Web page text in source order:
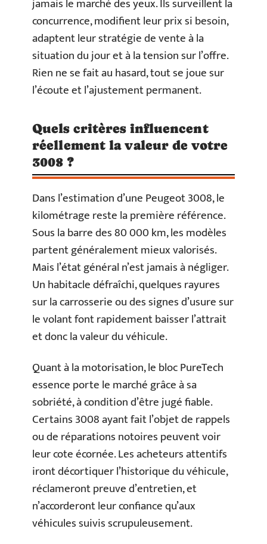
jamais le marché des yeux. Ils surveillent la
concurrence, modifient leur prix si besoin,
adaptent leur stratégie de vente à la
situation du jour et à la tension sur l’offre.
Rien ne se fait au hasard, tout se joue sur
l’écoute et l’ajustement permanent.
Quels critères influencent
réellement la valeur de votre
3008 ?
Dans l’estimation d’une Peugeot 3008, le
kilométrage reste la première référence.
Sous la barre des 80 000 km, les modèles
partent généralement mieux valorisés.
Mais l’état général n’est jamais à négliger.
Un habitacle défraîchi, quelques rayures
sur la carrosserie ou des signes d’usure sur
le volant font rapidement baisser l’attrait
et donc la valeur du véhicule.
Quant à la motorisation, le bloc PureTech
essence porte le marché grâce à sa
sobriété, à condition d’être jugé fiable.
Certains 3008 ayant fait l’objet de rappels
ou de réparations notoires peuvent voir
leur cote écornée. Les acheteurs attentifs
iront décortiquer l’historique du véhicule,
réclameront preuve d’entretien, et
n’accorderont leur confiance qu’aux
véhicules suivis scrupuleusement.